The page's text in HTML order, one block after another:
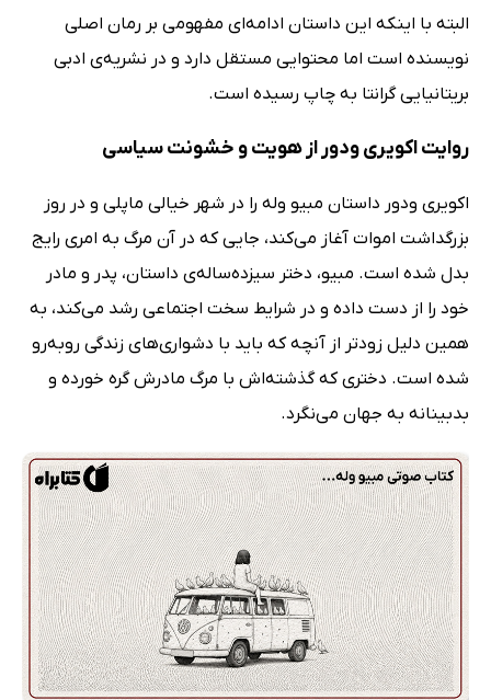
البته با اینکه این داستان ادامه‌ای مفهومی بر رمان اصلی
نویسنده است اما محتوایی مستقل دارد و در نشریه‌ی ادبی
بریتانیایی گرانتا به چاپ رسیده است.
روایت اکویری ودور از هویت و خشونت سیاسی
اکویری ودور داستان مبیو وله را در شهر خیالی ماپلی و در روز
بزرگداشت اموات آغاز می‌کند، جایی که در آن مرگ به امری رایج
بدل شده است. مبیو، دختر سیزده‌ساله‌ی داستان، پدر و مادر
خود را از دست داده و در شرایط سخت اجتماعی رشد می‌کند، به
همین دلیل زودتر از آنچه که باید با دشواری‌های زندگی روبه‌رو
شده است. دختری که گذشته‌اش با مرگ مادرش گره خورده و
بدبینانه به جهان می‌نگرد.